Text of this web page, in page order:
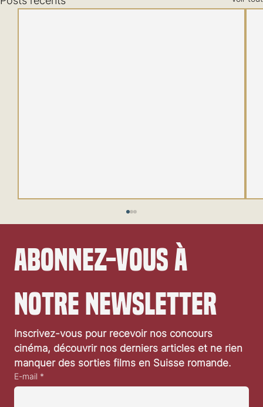
Festival de Locarno 2026: Taxi Driver
Abonnez-vous à
notre newsletter
Inscrivez-vous pour recevoir nos concours
cinéma, découvrir nos derniers articles et ne rien
manquer des sorties films en Suisse romande.
E-mail *